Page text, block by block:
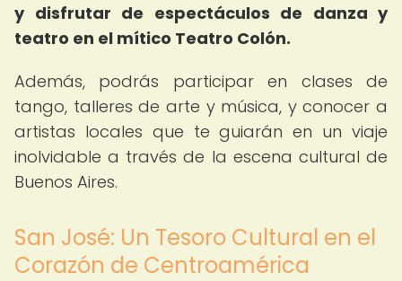
y disfrutar de espectáculos de danza y
teatro en el mítico Teatro Colón.
Además, podrás participar en clases de
tango, talleres de arte y música, y conocer a
artistas locales que te guiarán en un viaje
inolvidable a través de la escena cultural de
Buenos Aires.
San José: Un Tesoro Cultural en el
Corazón de Centroamérica